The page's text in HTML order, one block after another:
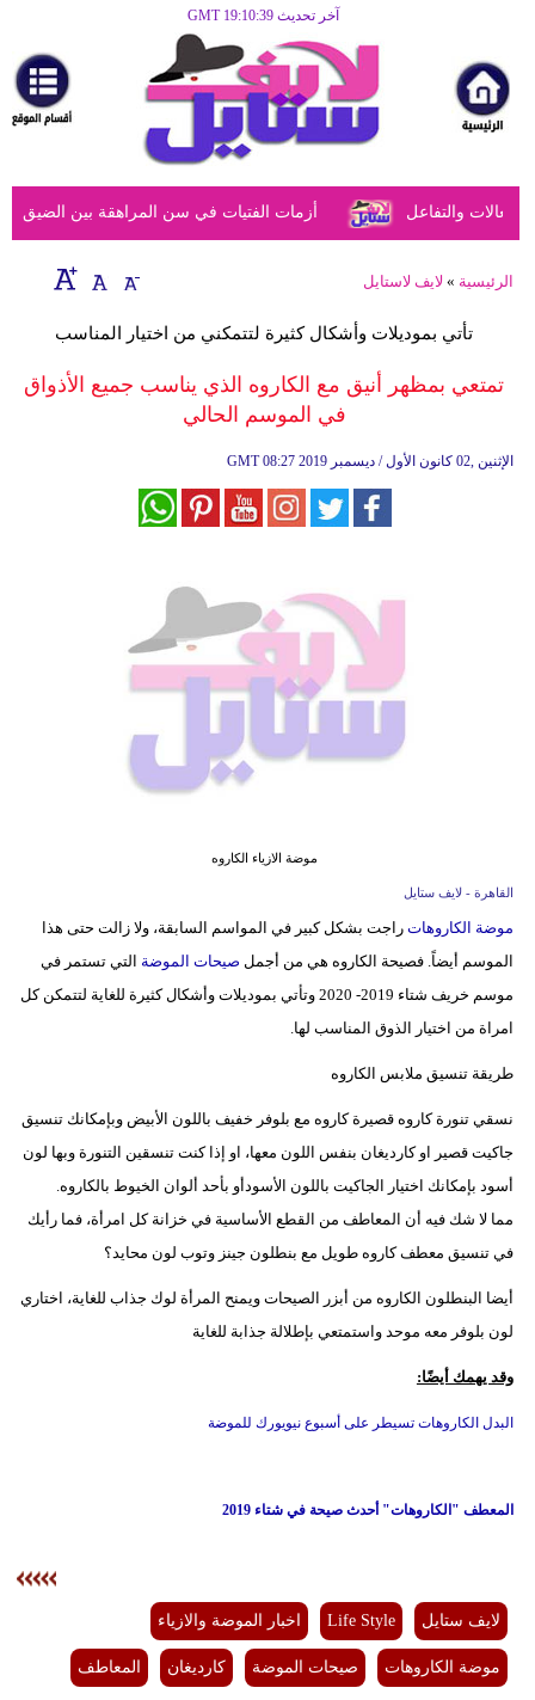
آخر تحديث GMT 19:10:39
مرأة
أزياء
أزياء
إسلامية
صحة
أزمات الفتيات في سن المراهقة بين الضيق والتفاعل
الرئيسية » لايف لاستايل
تأتي بموديلات وأشكال كثيرة لتتمكني من اختيار المناسب
تمتعي بمظهر أنيق مع الكاروه الذي يناسب جميع الأذواق
في الموسم الحالي
GMT 08:27 2019 الإثنين ,02 كانون الأول / ديسمبر
موضة الازياء الكاروه
القاهرة - لايف ستايل
موضة الكاروهات راجت بشكل كبير في المواسم السابقة، ولا زالت حتى هذا
الموسم أيضاً. فصيحة الكاروه هي من أجمل صيحات الموضة التي تستمر في
موسم خريف شتاء 2019- 2020 وتأتي بموديلات وأشكال كثيرة للغاية لتتمكن كل
امراة من اختيار الذوق المناسب لها.
طريقة تنسيق ملابس الكاروه
نسقي تنورة كاروه قصيرة كاروه مع بلوفر خفيف باللون الأبيض وبإمكانك تنسيق
جاكيت قصير او كارديغان بنفس اللون معها، او إذا كنت تنسقين التنورة وبها لون
أسود بإمكانك اختيار الجاكيت باللون الأسودأو بأحد ألوان الخيوط بالكاروه.
مما لا شك فيه أن المعاطف من القطع الأساسية في خزانة كل امرأة، فما رأيك
في تنسيق معطف كاروه طويل مع بنطلون جينز وتوب لون محايد؟
أيضا البنطلون الكاروه من أبزر الصيحات ويمنح المرأة لوك جذاب للغاية، اختاري
لون بلوفر معه موحد واستمتعي بإطلالة جذابة للغاية
وقد يهمك أيضًا:
البدل الكاروهات تسيطر على أسبوع نيويورك للموضة
المعطف "الكاروهات" أحدث صيحة في شتاء 2019
لايف ستايل Life Style اخبار الموضة والازياء
موضة الكاروهات صيحات الموضة كارديغان المعاطف